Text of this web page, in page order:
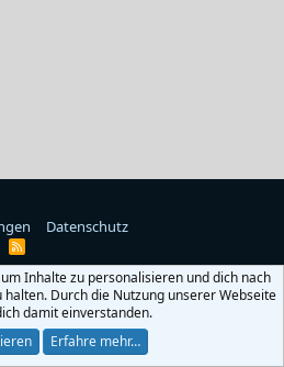
Datenschutz
R
SInhalte zu personalisieren und dich nach
Durch die Nutzung unserer Webseite
damit einverstanden.
Erfahre mehr…